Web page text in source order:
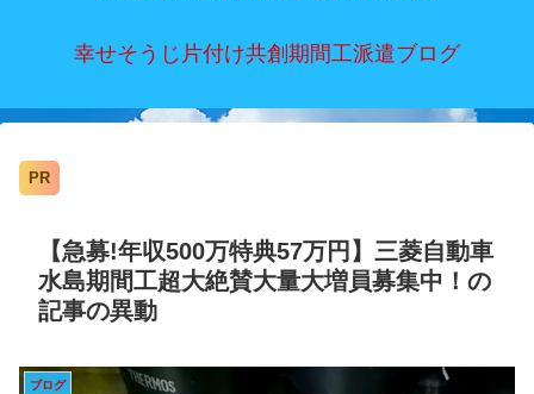
幸せそうじ片付け共創期間工派遣ブログ
PR
【急募!年収500万特典57万円】三菱自動車
水島期間工超大絶賛大量大増員募集中！の
記事の異動
ブログ